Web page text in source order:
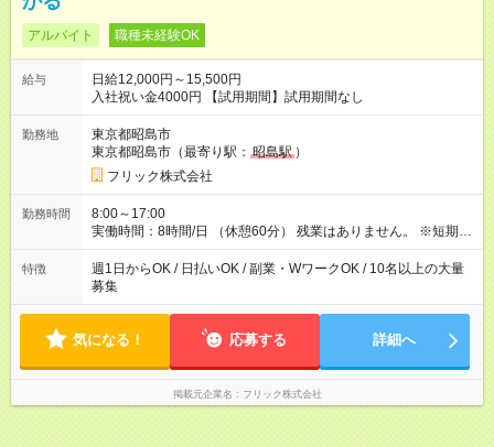
アルバイト 職種未経験OK
給与
日給12,000円～15,500円
入社祝い金4000円 【試用期間】試用期間なし
勤務地
東京都昭島市
東京都昭島市（最寄り駅： 昭島駅 ）
フリック株式会社
勤務時間
8:00～17:00
実働時間：8時間/日 （休憩60分） 残業はありません。 ※短期の
募集は行っておりません。予めご了承くださいませ。
特徴
週1日からOK / 日払いOK / 副業・WワークOK / 10名以上の大量
募集
気になる！ 応募する 詳細へ
掲載元企業名 フリック株式会社